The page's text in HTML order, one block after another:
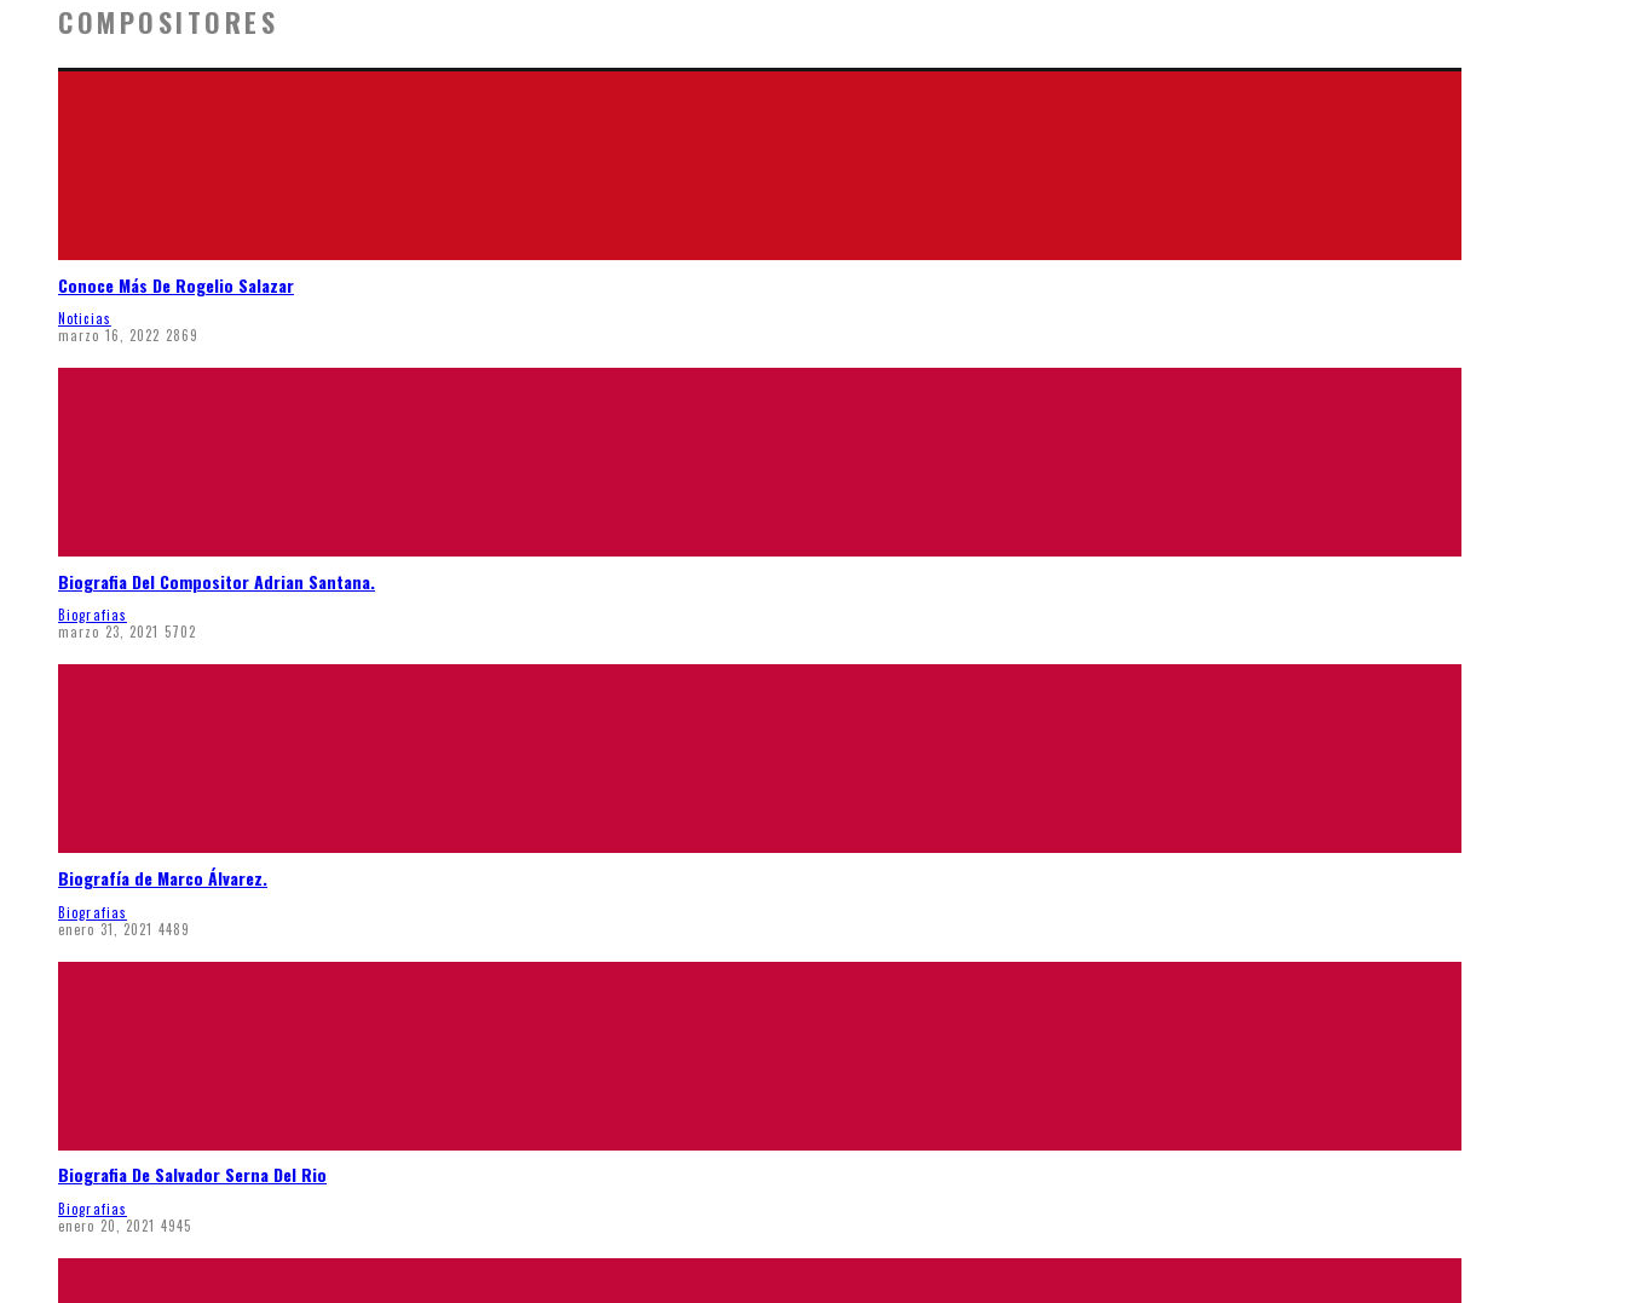
COMPOSITORES
Conoce Más De Rogelio Salazar
Noticias
marzo 16, 2022 2869
Biografia Del Compositor Adrian Santana.
Biografias
marzo 23, 2021 5702
Biografía de Marco Álvarez.
Biografias
enero 31, 2021 4489
Biografia De Salvador Serna Del Rio
Biografias
enero 20, 2021 4945